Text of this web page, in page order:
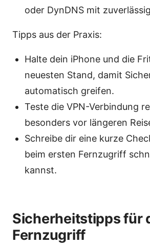
oder DynDNS mit
Tipps aus der Praxis:
Halte dein iPhone und die
neuesten Stand, damit
automatisch greifen.
Teste die VPN-Verbindung
besonders vor längeren
Schreibe dir eine kurze
beim ersten Fernzugriff
kannst.
Sicherheitstipps für
Fernzugriff